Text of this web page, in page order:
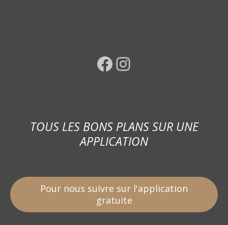
Facebook Instagram
TOUS LES BONS PLANS SUR UNE
APPLICATION
Pour nous suivre sur l'application
gratuite